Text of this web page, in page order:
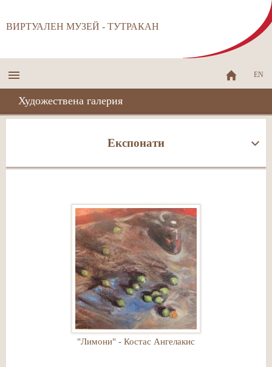
ВИРТУАЛЕН МУЗЕЙ - ТУТРАКАН
EN
Художествена галерия
Експонати
"Лимони" - Костас Ангелакис